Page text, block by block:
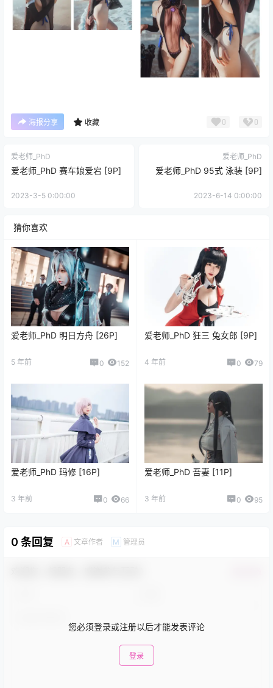
海报分享 收藏 0 0
爱老师_PhD
爱老师_PhD 赛车娘爱宕 [9P]
2023-3-5 0:00:00
爱老师_PhD
爱老师_PhD 95式 泳装 [9P]
2023-6-14 0:00:00
猜你喜欢
爱老师_PhD 明日方舟 [26P]
5 年前 0 152
爱老师_PhD 狂三 兔女郎 [9P]
4 年前 0 79
爱老师_PhD 玛修 [16P]
3 年前 0 66
爱老师_PhD 吾妻 [11P]
3 年前 0 95
0 条回复 A 文章作者 M 管理员
您必须登录或注册以后才能发表评论
登录